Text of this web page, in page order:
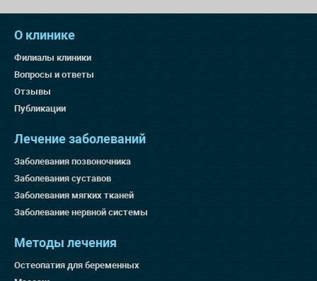
О клинике
Филиалы клиники
Вопросы и ответы
Отзывы
Публикации
Лечение заболеваний
Заболевания позвоночника
Заболевания суставов
Заболевания мягких тканей
Заболевание нервной системы
Методы лечения
Остеопатия для беременных